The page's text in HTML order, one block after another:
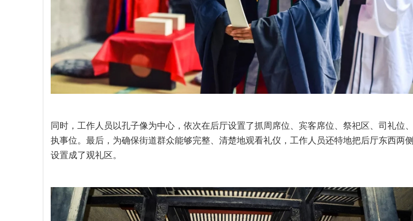
同时，工作人员以孔子像为中心，依次在后厅设置了抓周席位、宾客席位、祭祀区、司礼位、
执事位。最后，为确保街道群众能够完整、清楚地观看礼仪，工作人员还特地把后厅东西两侧
设置成了观礼区。